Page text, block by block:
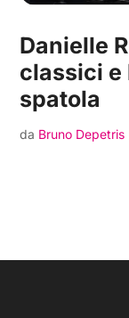
Danielle
classici e
spatola
da Bruno Depetris